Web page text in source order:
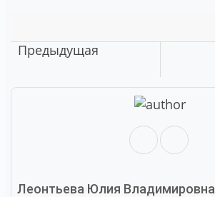
Предыдущая
Леонтьева Юлия Владимировна